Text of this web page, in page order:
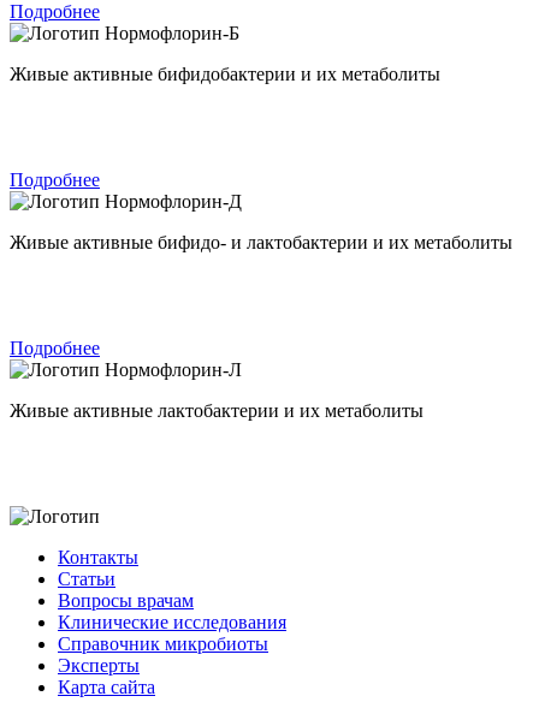
Подробнее
Нормофлорин-Б
Живые активные бифидобактерии и их метаболиты
Подробнее
Нормофлорин-Д
Живые активные бифидо- и лактобактерии и их метаболиты
Подробнее
Нормофлорин-Л
Живые активные лактобактерии и их метаболиты
Контакты
Статьи
Вопросы врачам
Клинические исследования
Справочник микробиоты
Эксперты
Карта сайта